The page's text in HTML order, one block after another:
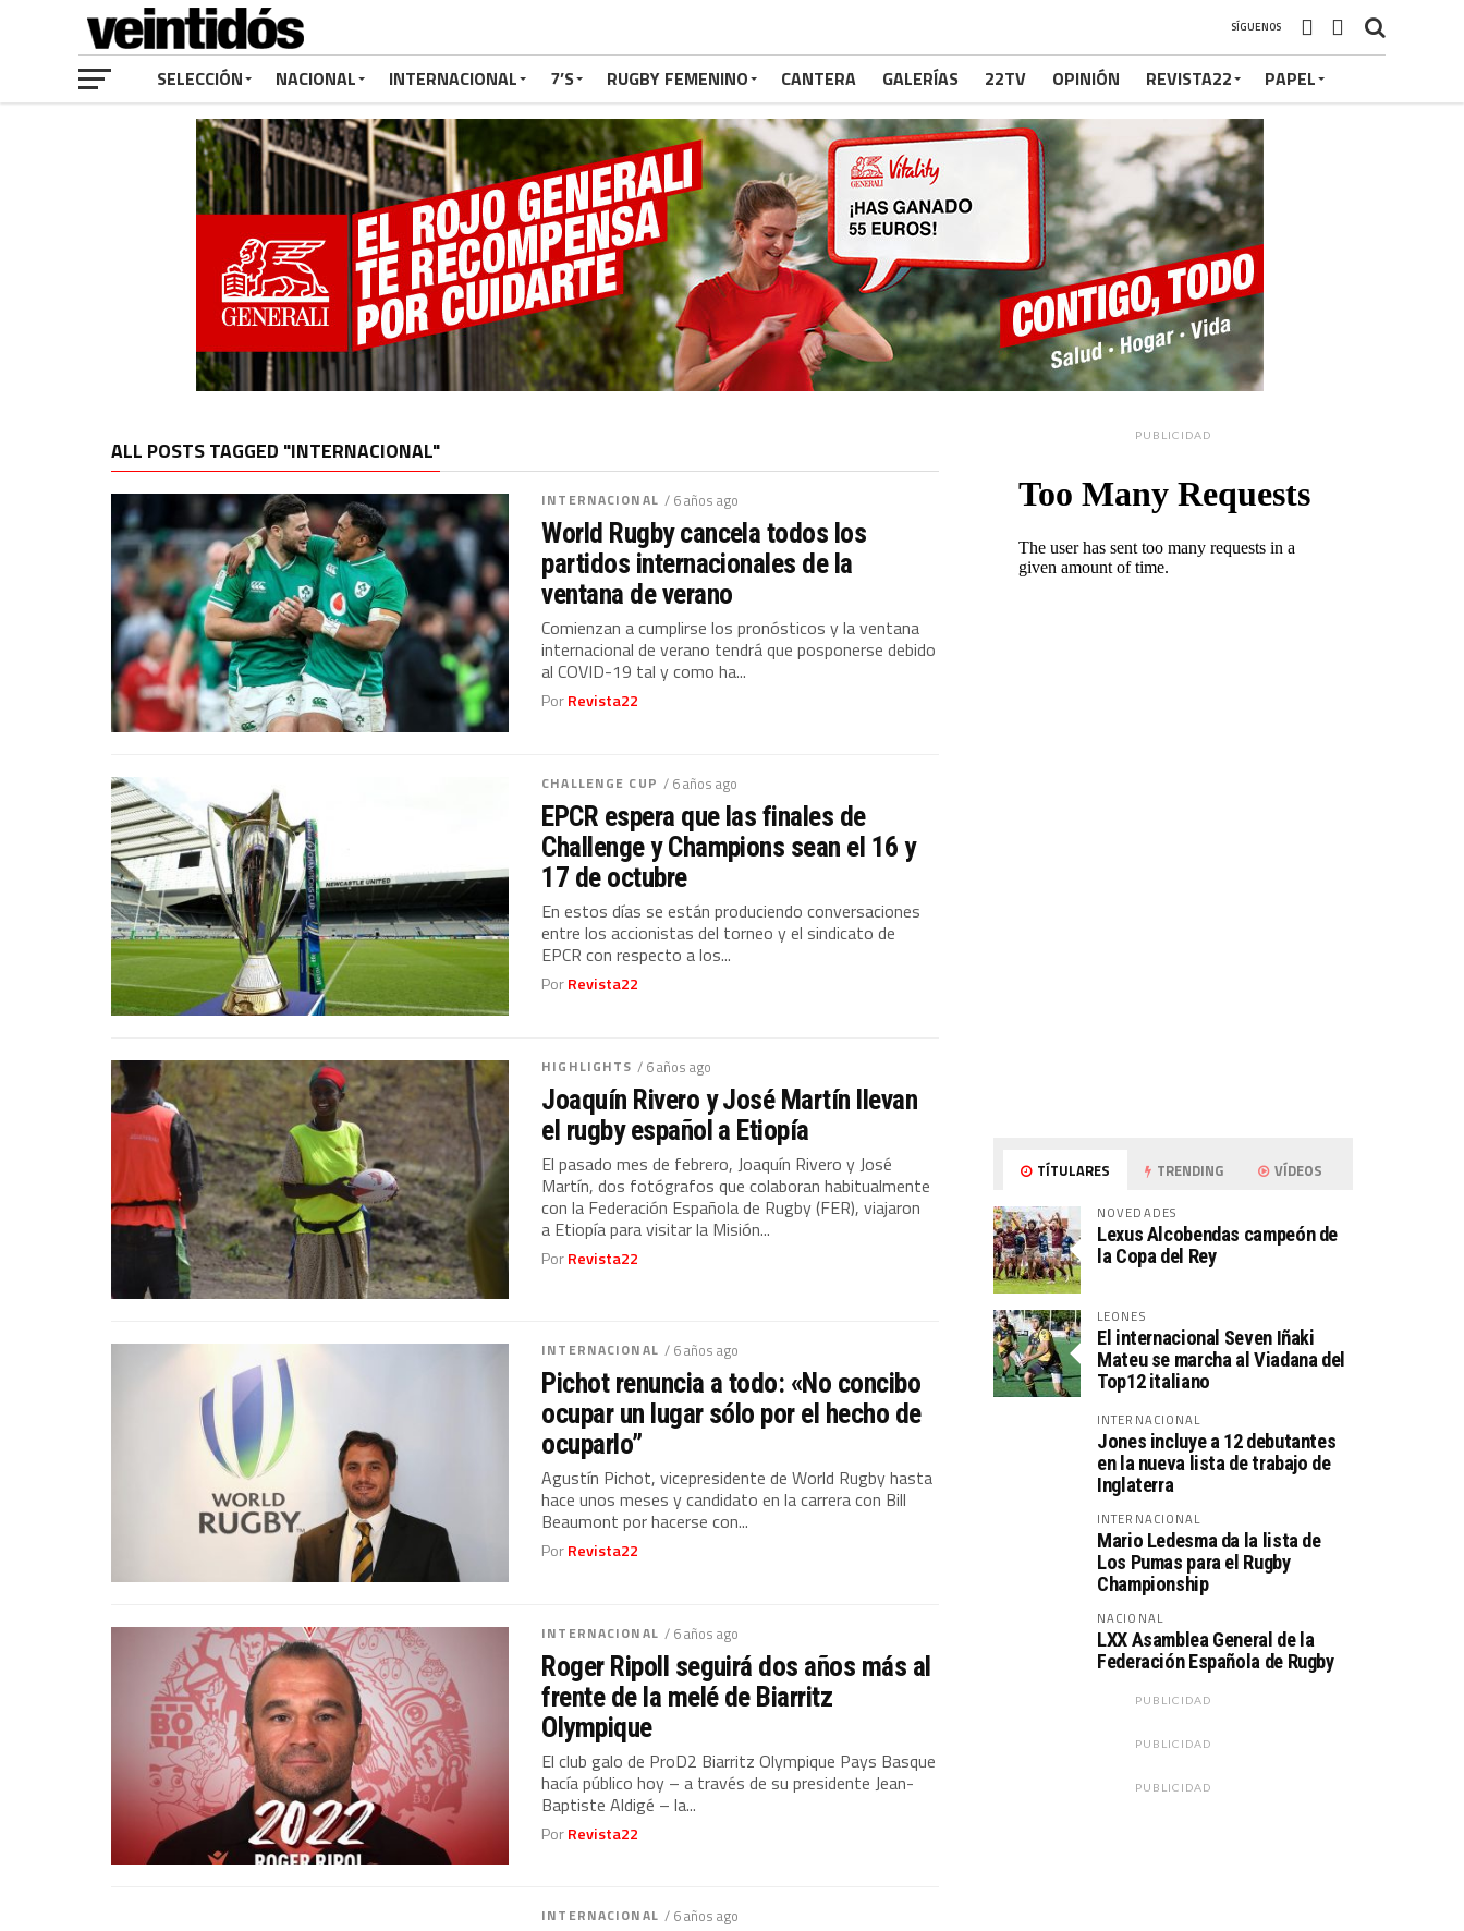
SÍGUENOS
SELECCIÓN NACIONAL INTERNACIONAL 7’S RUGBY FEMENINO CANTERA GALERÍAS 22TV OPINIÓN REVISTA22 PAPEL
ALL POSTS TAGGED "INTERNACIONAL"
INTERNACIONAL / 6 años ago
World Rugby cancela todos los
partidos internacionales de la
ventana de verano
Comienzan a cumplirse los pronósticos y la ventana
internacional de verano tendrá que posponerse debido
al COVID-19 tal y como ha...
PorRevista22
CHALLENGE CUP / 6 años ago
EPCR espera que las finales de
Challenge y Champions sean el 16 y
17 de octubre
En estos días se están produciendo conversaciones
entre los accionistas del torneo y el sindicato de
EPCR con respecto a los...
PorRevista22
HIGHLIGHTS / 6 años ago
Joaquín Rivero y José Martín llevan
el rugby español a Etiopía
El pasado mes de febrero, Joaquín Rivero y José
Martín, dos fotógrafos que colaboran habitualmente
con la Federación Española de Rugby (FER), viajaron
a Etiopía para visitar la Misión...
PorRevista22
INTERNACIONAL / 6 años ago
Pichot renuncia a todo: «No concibo
ocupar un lugar sólo por el hecho de
ocuparlo”
Agustín Pichot, vicepresidente de World Rugby hasta
hace unos meses y candidato en la carrera con Bill
Beaumont por hacerse con...
PorRevista22
INTERNACIONAL / 6 años ago
Roger Ripoll seguirá dos años más al
frente de la melé de Biarritz
Olympique
El club galo de ProD2 Biarritz Olympique Pays Basque
hacía público hoy – a través de su presidente Jean-
Baptiste Aldigé – la...
PorRevista22
INTERNACIONAL / 6 años ago
PUBLICIDAD
TÍTULARES TRENDING VÍDEOS
NOVEDADES
Lexus Alcobendas campeón de
la Copa del Rey
LEONES
El internacional Seven Iñaki
Mateu se marcha al Viadana del
Top12 italiano
INTERNACIONAL
Jones incluye a 12 debutantes
en la nueva lista de trabajo de
Inglaterra
INTERNACIONAL
Mario Ledesma da la lista de
Los Pumas para el Rugby
Championship
NACIONAL
LXX Asamblea General de la
Federación Española de Rugby
PUBLICIDAD
PUBLICIDAD
PUBLICIDAD